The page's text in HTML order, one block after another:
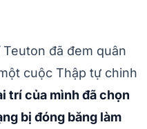
đã đem quân
cuộc Thập tự chinh
trí của mình đã chọn
bị đóng băng làm